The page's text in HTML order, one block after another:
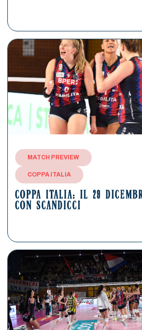
MATCH PREVIEW
COPPA ITALIA
COPPA ITALIA: IL 29
CON SCANDICCI